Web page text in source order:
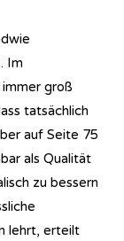
Im
groß
tatsächlich
auf Seite 75
als Qualität
zu bessern
lehrt, erteilt